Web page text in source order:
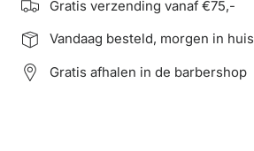
Gratis verzending vanaf €75,-
Vandaag besteld, morgen in huis
Gratis afhalen in de barbershop